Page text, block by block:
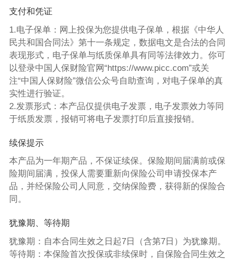
支付和凭证
1.电子保单：网上投保为您提供电子保单，根据《中华人
民共和国合同法》第十一条规定，数据电文是合法的合同
表现形式，电子保单与纸质保单具有同等法律效力。你可
以登录中国人保财险官网“https://www.picc.com”或关
注“中国人保财险”微信公众号自助查询，对电子保单的真
实性进行验证。
2.发票形式：本产品仅提供电子发票，电子发票效力等同
于纸质发票，报销可将电子发票打印后直接报销。
续保提示
本产品为一年期产品，不保证续保。保险期间届满前或保
险期间届满，投保人需要重新向保险公司申请投保本产
品，并经保险公司人同意，交纳保险费，获得新的保险合
同。
犹豫期、等待期
犹豫期：自本合同生效之日起7日（含第7日）为犹豫期。
等待期：本保险首次投保或非续保时，自保险合同生效之